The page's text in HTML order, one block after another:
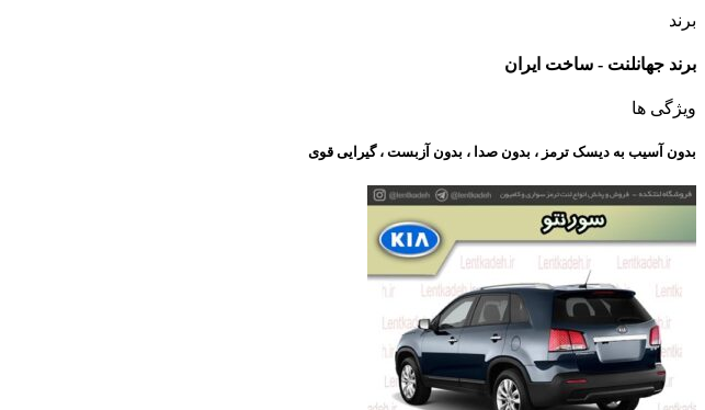
برند
برند جهانلنت - ساخت ایران
ویژگی ها
بدون آسیب به دیسک ترمز ، بدون صدا ، بدون آزبست ، گیرایی قوی​